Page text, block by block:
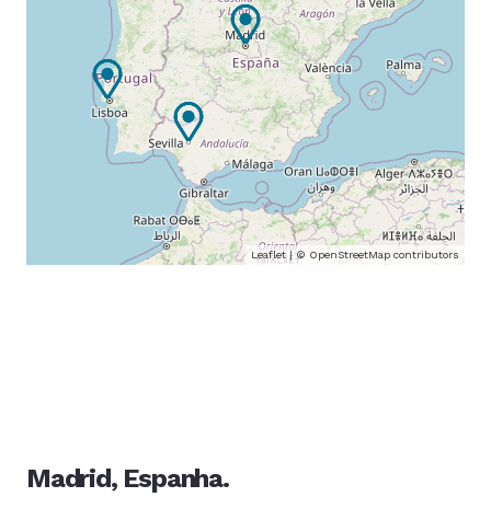
Leaflet| © OpenStreetMap contributors
Madrid, Espanha.